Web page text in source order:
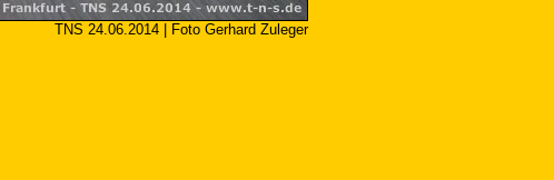
TNS 24.06.2014 | Foto Gerhard Zuleger